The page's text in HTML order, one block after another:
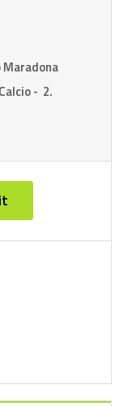
Maradona
- 2.